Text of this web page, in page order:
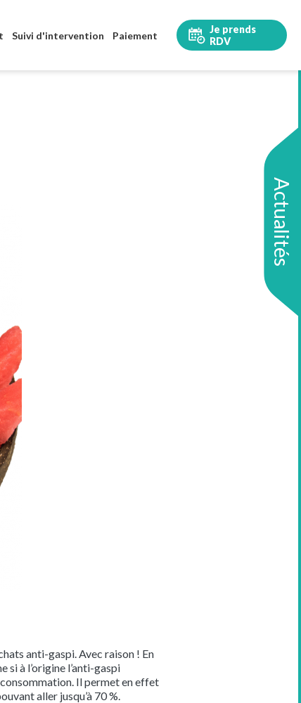
Suivi d'intervention Paiement
Je prends
RDV
Actualités
anti-gaspi. Avec raison ! En
à l’origine l’anti-gaspi
consommation. Il permet en effet
aller jusqu’à 70 %.